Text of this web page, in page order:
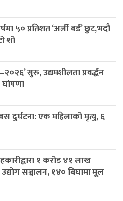
५० प्रतिशत ‘अर्ली बर्ड’ छुट,भदौ
शो
सुरु, उद्यमशीलता प्रवर्द्धन
घोषणा
दुर्घटना: एक महिलाको मृत्यु, ६
१ करोड ४१ लाख
सञ्चालन, १४० बिघामा मूल